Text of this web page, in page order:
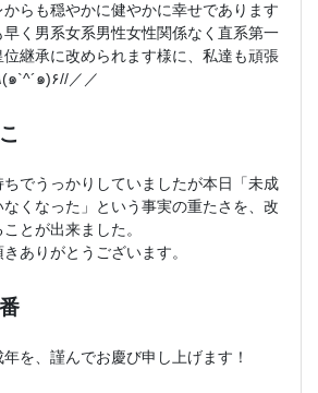
らも穏やかに健やかに幸せであります
く男系女系男性女性関係なく直系第一
継承に改められます様に、私達も頑張
らねば＼＼\٩(๑`^´๑)۶//／／
でうっかりしていましたが本日「未成
くなった」という事実の重たさを、改
とが出来ました。
ありがとうございます。
を、謹んでお慶び申し上げます！